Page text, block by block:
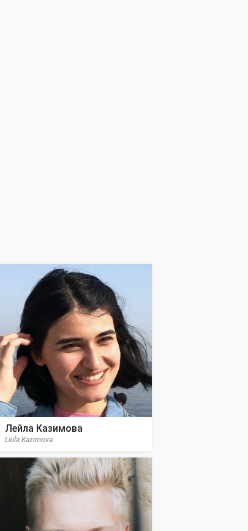
Лейла Казимова
Leila Kazimova